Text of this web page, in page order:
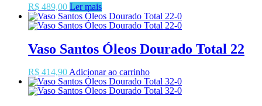
R$ 489,00 Ler mais
Vaso Santos Óleos Dourado Total 22
R$ 414,90 Adicionar ao carrinho